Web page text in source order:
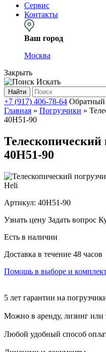
Сервис
Контакты
Ваш город
Москва
Закрыть
Искать
Найти
+7 (917) 406-78-64 Обратный
Главная » Погрузчики »
40H51-90
40H51-90
Heli
Артикул: 40H51-90
Узнать цену Задать вопрос
Есть в наличии
Доставка в течение 48 часов
Помощь в выборе и
5 лет гарантии на
Можно в аренду, лизинг или
Любой удобный способ